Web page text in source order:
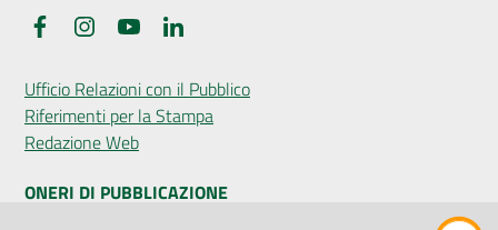
FacebookInstagramYouTube
Ufficio Relazioni con il Pubblico
Riferimenti per la Stampa
Redazione Web
ONERI DI PUBBLICAZIONE